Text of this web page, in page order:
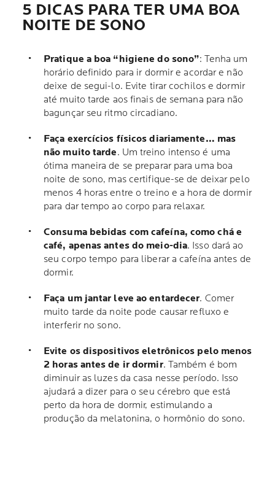
5 DICAS PARA TER UMA BOA
NOITE DE SONO
Pratique a boa “higiene do sono”: Tenha um
horário definido para ir dormir e acordar e não
deixe de segui-lo. Evite tirar cochilos e dormir
até muito tarde aos finais de semana para não
bagunçar seu ritmo circadiano.
Faça exercícios físicos diariamente… mas
não muito tarde. Um treino intenso é uma
ótima maneira de se preparar para uma boa
noite de sono, mas certifique-se de deixar pelo
menos 4 horas entre o treino e a hora de dormir
para dar tempo ao corpo para relaxar.
Consuma bebidas com cafeína, como chá e
café, apenas antes do meio-dia. Isso dará ao
seu corpo tempo para liberar a cafeína antes de
dormir.
Faça um jantar leve ao entardecer. Comer
muito tarde da noite pode causar refluxo e
interferir no sono.
Evite os dispositivos eletrônicos pelo menos
2 horas antes de ir dormir. Também é bom
diminuir as luzes da casa nesse período. Isso
ajudará a dizer para o seu cérebro que está
perto da hora de dormir, estimulando a
produção da melatonina, o hormônio do sono.